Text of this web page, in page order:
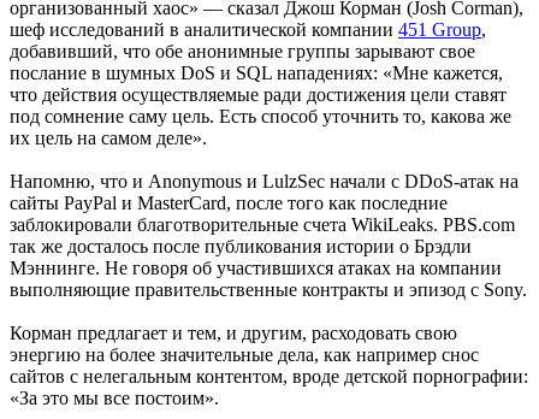
организованный хаос» — сказал Джош Корман (Josh Corman),
шеф исследований в аналитической компании 451 Group,
добавивший, что обе анонимные группы зарывают свое
послание в шумных DoS и SQL нападениях: «Мне кажется,
что действия осуществляемые ради достижения цели ставят
под сомнение саму цель. Есть способ уточнить то, какова же
их цель на самом деле».
Напомню, что и Anonymous и LulzSec начали с DDoS-атак на
сайты PayPal и MasterCard, после того как последние
заблокировали благотворительные счета WikiLeaks. PBS.com
так же досталось после публикования истории о Брэдли
Мэннинге. Не говоря об участившихся атаках на компании
выполняющие правительственные контракты и эпизод с Sony.
Корман предлагает и тем, и другим, расходовать свою
энергию на более значительные дела, как например снос
сайтов с нелегальным контентом, вроде детской порнографии:
«За это мы все постоим».